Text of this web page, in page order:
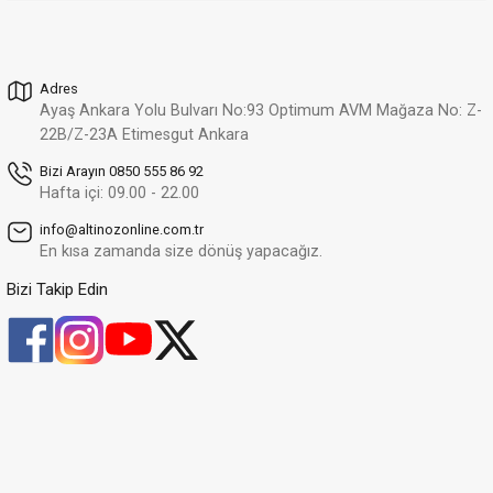
%30
Yeni
Pırlanta Damla Baget Ve Yuvarlak Kesim Şık Rose Altın Yüzük
68.937,11 TL
48.255,98 TL
Yeni
Altınöz Mücevherat
Pırlanta Oval Kesim Şık Rose Altın Yüzük
33.859,17 TL
%40 Altınöz Mücevherat
Pırlanta Takoz Tırnak Klasik Tektaş Beyaz Altın Yüzük
Adres
Ayaş Ankara Yolu Bulvarı No:93 Optimum AVM Mağaza No: Z-
22B/Z-23A Etimesgut Ankara
Bizi Arayın 0850 555 86 92
Hafta içi: 09.00 - 22.00
info@altinozonline.com.tr
En kısa zamanda size dönüş yapacağız.
Bizi Takip Edin